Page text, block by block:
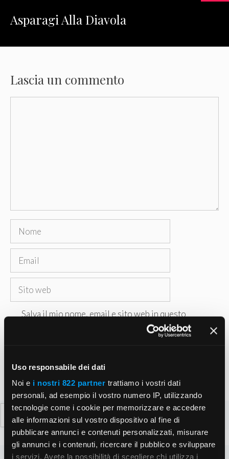
Uso responsabile dei dati
Noi e i nostri 822 partner trattiamo i vostri dati
personali, ad esempio il vostro numero IP, utilizzando
tecnologie come i cookie per memorizzare e accedere
alle informazioni sul vostro dispositivo al fine di
pubblicare annunci e contenuti personalizzati, misurare
gli annunci e i contenuti, ricercare il pubblico e sviluppare
i servizi. Avete la possibilità di scegliere chi utilizza i
Asparagi Alla Diavola
Lascia un commento
Nome
Email
Sito
Salva il mio nome, email e sito web in questo
browser per la prossima volta che commento.
Ricerca
per: